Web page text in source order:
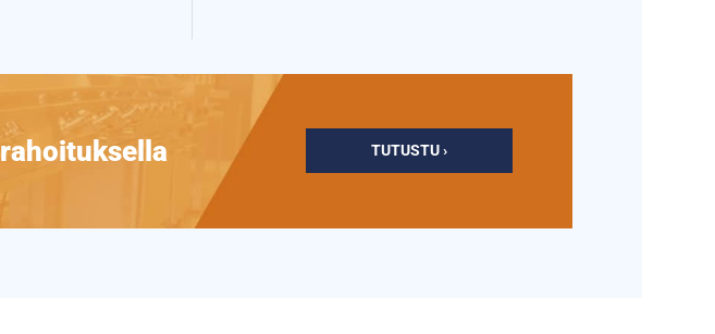
TUTUSTU ›